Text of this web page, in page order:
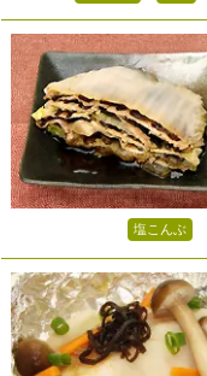
塩こんぶ